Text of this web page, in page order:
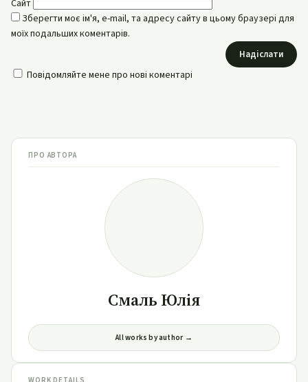
Сайт
Зберегти моє ім'я, e-mail, та адресу сайту в цьому браузері для
моїх подальших коментарів.
Надіслати
Повідомляйте мене про нові коментарі
ПРО АВТОРА
Смаль Юлія
All works by author →